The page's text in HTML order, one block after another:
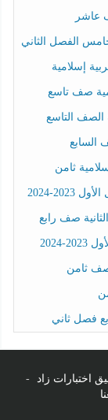
عاشر
الفصل الثاني
إسلامية
صف تاسع
السابع
2024
صف رابع
ثامن
فصل ثاني
اختبارات زاد
-